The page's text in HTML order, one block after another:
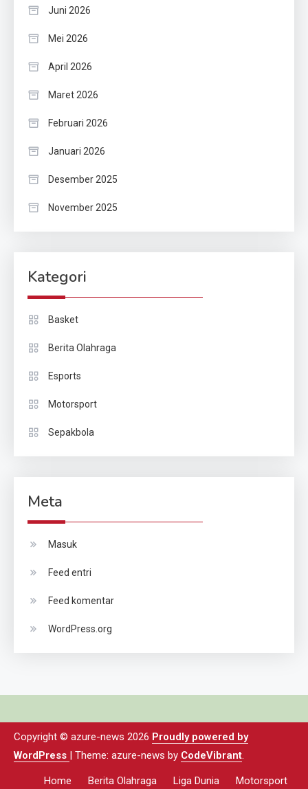
Juni 2026
Mei 2026
April 2026
Maret 2026
Februari 2026
Januari 2026
Desember 2025
November 2025
Kategori
Basket
Berita Olahraga
Esports
Motorsport
Sepakbola
Meta
Masuk
Feed entri
Feed komentar
WordPress.org
Copyright © azure-news 2026 Proudly powered by
WordPress | Theme: azure-news by CodeVibrant
Home Berita Olahraga Liga Dunia Motorsport